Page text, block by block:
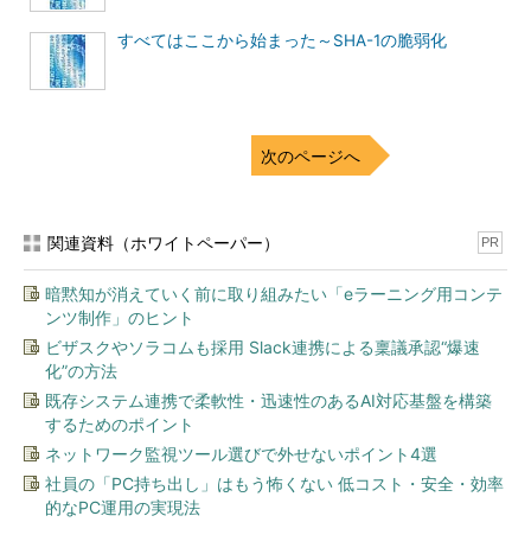
すべてはここから始まった～SHA-1の脆弱化
次のページへ
関連資料（ホワイトペーパー） PR
暗黙知が消えていく前に取り組みたい「eラーニング用コンテ
ンツ制作」のヒント
ビザスクやソラコムも採用 Slack連携による稟議承認“爆速
化”の方法
既存システム連携で柔軟性・迅速性のあるAI対応基盤を構築
するためのポイント
ネットワーク監視ツール選びで外せないポイント4選
社員の「PC持ち出し」はもう怖くない 低コスト・安全・効率
的なPC運用の実現法